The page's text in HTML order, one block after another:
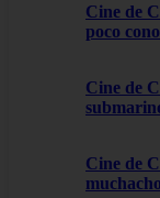
Cine de
poco
Cine de
Cine de